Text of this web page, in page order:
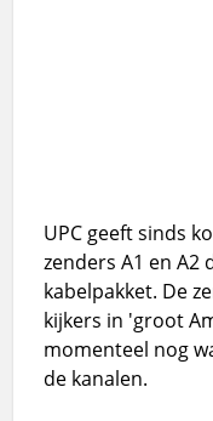
UPC geeft sinds
zenders A1 en A2
kabelpakket. De
kijkers in 'groot
momenteel nog
de kanalen.